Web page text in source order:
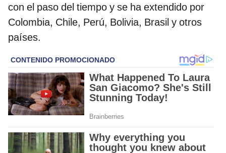
con el paso del tiempo y se ha extendido por
Colombia, Chile, Perú, Bolivia, Brasil y otros
países.